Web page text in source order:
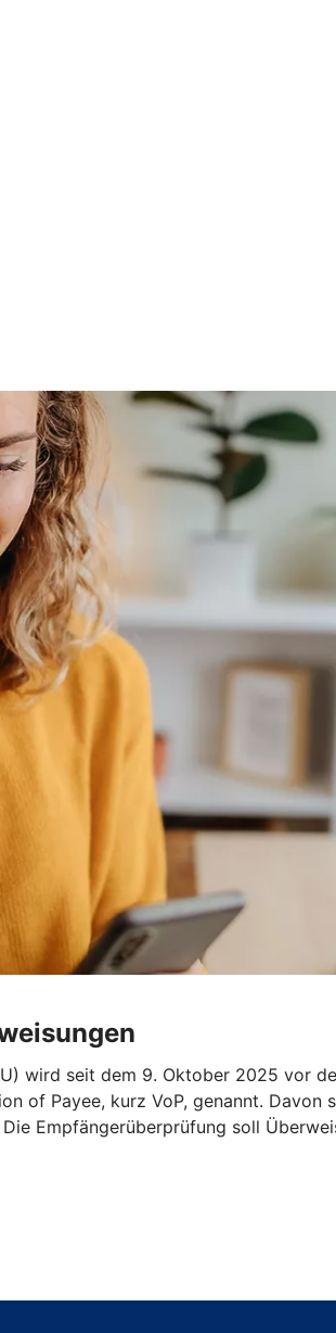
wird seit dem 9. Oktober 2025 vor
of Payee, kurz VoP, genannt. Davon
Empfängerüberprüfung soll